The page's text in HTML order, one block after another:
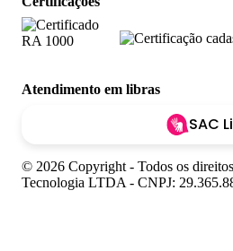
Atendimento em libras
SAC
© 2026 Copyright - Todos os
Tecnologia LTDA - CNPJ: